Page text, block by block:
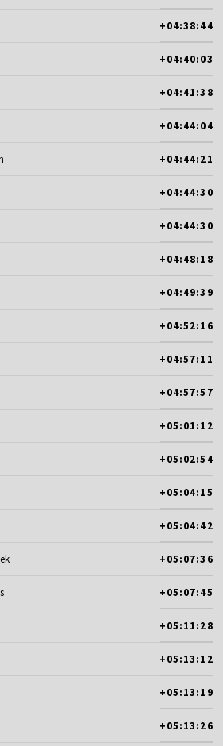
+04:38:44
+04:40:03
+04:41:38
+04:44:04
+04:44:21
+04:44:30
+04:44:30
+04:48:18
+04:49:39
+04:52:16
+04:57:11
+04:57:57
+05:01:12
+05:02:54
+05:04:15
+05:04:42
+05:07:36
+05:07:45
+05:11:28
+05:13:12
+05:13:19
+05:13:26